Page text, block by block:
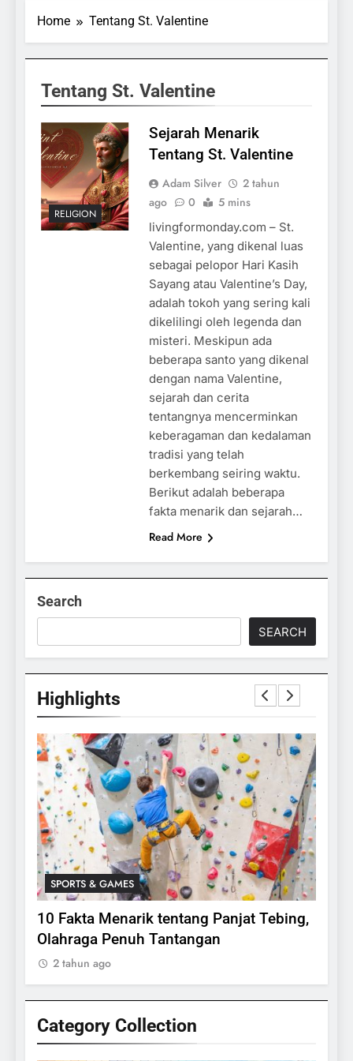
Home Tentang St. Valentine
Tentang St. Valentine
RELIGION
Sejarah Menarik
Tentang St. Valentine
Adam Silver
2 tahun
ago
0 5 mins
livingformonday.com – St.
Valentine, yang dikenal luas
sebagai pelopor Hari Kasih
Sayang atau Valentine’s Day,
adalah tokoh yang sering kali
dikelilingi oleh legenda dan
misteri. Meskipun ada
beberapa santo yang dikenal
dengan nama Valentine,
sejarah dan cerita
tentangnya mencerminkan
keberagaman dan kedalaman
tradisi yang telah
berkembang seiring waktu.
Berikut adalah beberapa
fakta menarik dan sejarah…
Read More
Search
SEARCH
Highlights
SPORTS & GAMES
10 Fakta Menarik tentang Panjat Tebing,
Olahraga Penuh Tantangan
2 tahun ago
Category Collection
Apakah Benar Gajah Takut